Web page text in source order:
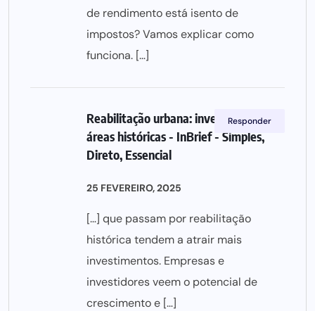
de rendimento está isento de
impostos? Vamos explicar como
funciona. […]
Reabilitação urbana: investimento em
áreas históricas - InBrief - Simples,
Direto, Essencial
25 FEVEREIRO, 2025
[…] que passam por reabilitação
histórica tendem a atrair mais
investimentos. Empresas e
investidores veem o potencial de
crescimento e […]
Responder